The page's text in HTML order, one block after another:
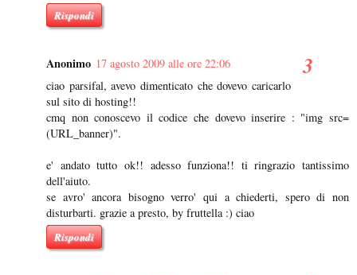
Rispondi
Anonimo 17 agosto 2009 alle ore 22:06
ciao parsifal, avevo dimenticato che dovevo caricarlo
sul sito di hosting!!
cmq non conoscevo il codice che dovevo inserire : "img src=
(URL_banner)".
e' andato tutto ok!! adesso funziona!! ti ringrazio tantissimo
dell'aiuto.
se avro' ancora bisogno verro' qui a chiederti, spero di non
disturbarti. grazie a presto, by fruttella :) ciao
Rispondi